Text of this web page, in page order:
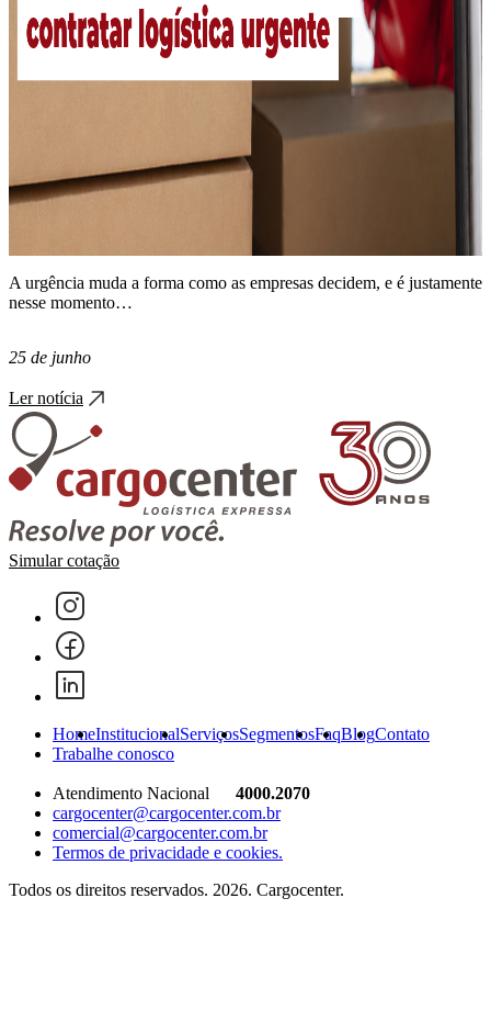
A urgência muda a forma como as empresas decidem, e é justamente
nesse momento…
25 de junho
Ler notícia
Simular cotação
HomeInstitucionalServiçosSegmentosFaqBlogContato
Trabalhe conosco
Atendimento Nacional
4000.2070
cargocenter@cargocenter.com.br
comercial@cargocenter.com.br
Termos de privacidade e cookies.
Todos os direitos reservados. 2026. Cargocenter.